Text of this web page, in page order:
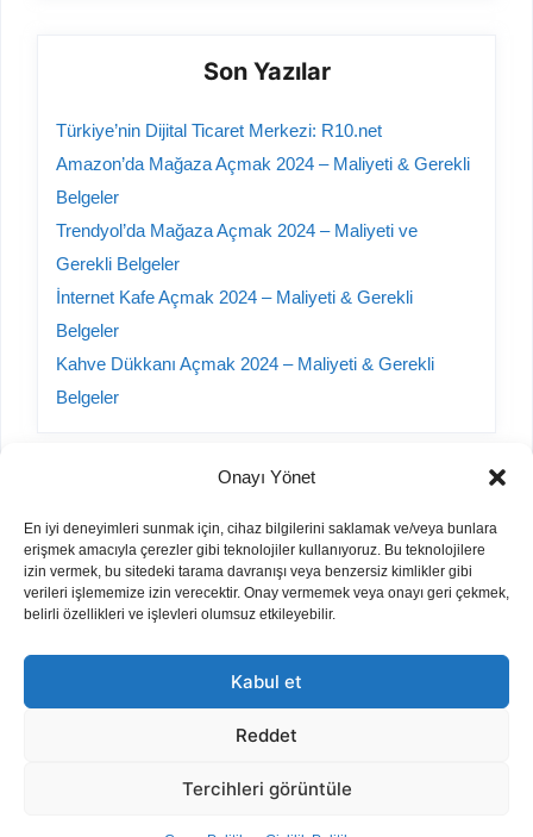
Onayı Yönet
En iyi deneyimleri sunmak için, cihaz bilgilerini saklamak ve/veya bunlara
erişmek amacıyla çerezler gibi teknolojiler kullanıyoruz. Bu teknolojilere
izin vermek, bu sitedeki tarama davranışı veya benzersiz kimlikler gibi
verileri işlememize izin verecektir. Onay vermemek veya onayı geri çekmek,
belirli özellikleri ve işlevleri olumsuz etkileyebilir.
Kabul et
Reddet
Tercihleri görüntüle
Son Yazılar
Türkiye’nin Dijital Ticaret Merkezi: R10.net
Amazon’da Mağaza Açmak 2024 – Maliyeti & Gerekli
Belgeler
Trendyol’da Mağaza Açmak 2024 – Maliyeti ve
Gerekli Belgeler
İnternet Kafe Açmak 2024 – Maliyeti & Gerekli
Belgeler
Kahve Dükkanı Açmak 2024 – Maliyeti & Gerekli
Belgeler
A101 Yorumları
Bayilik Veren Firmalar
Tamir/Onarım Fiyatları